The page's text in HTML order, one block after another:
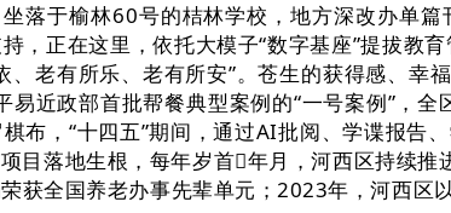
落于榆林60号的桔林学校，地方深改办单
，正在这里，依托大模子“数字基座”提拔教
、老有所乐、老有所安”。苍生的获得感、
易近政部首批帮餐典型案例的“一号案例”
布，“十四五”期间，通过AI批阅、学谍报
目落地生根，每年岁首年月，河西区持续
获全国养老办事先辈单元；2023年，河西区